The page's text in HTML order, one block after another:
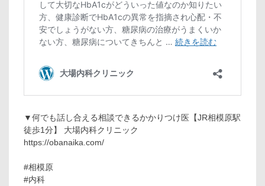
▼何でも話し合える相談できるかかりつけ医【JR相模原駅
徒歩1分】 大場内科クリニック
https://obanaika.com/
#相模原
#内科